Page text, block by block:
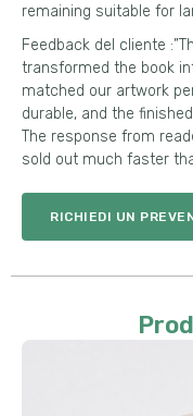
remaining suitable for
Feedback del cliente :”
transformed the book
matched our artwork
durable, and the
The response from
sold out much faster
RICHIEDI UN